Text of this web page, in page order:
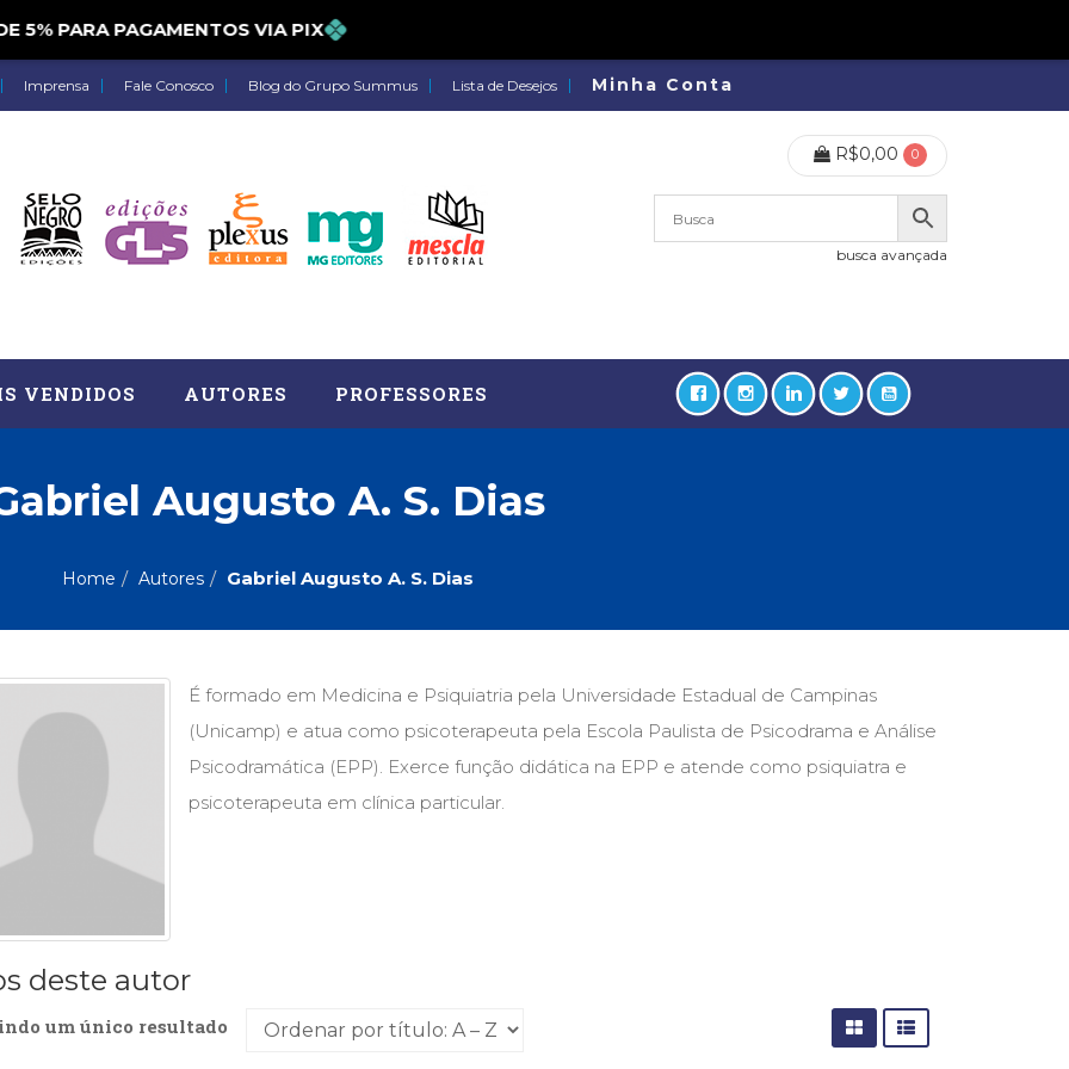
PARA PAGAMENTOS VIA PIX
Imprensa Fale Conosco Blog do Grupo Summus Lista de Desejos Minha Conta
R$0,00 0
busca avançada
Comportamento (418)
Economia, Negócios (31)
Educação (278)
Jornalismo (57)
Literatura, Ficção, Ensaios (69)
Obras de referência (48)
Psicodrama (200)
Psicologia, Psicoterapia (799)
Puericultura (23)
Rádio (8)
Treinamento e RH (65)
VENDIDOS AUTORES PROFESSORES
Augusto A. S. Dias
Home Autores Gabriel Augusto A. S. Dias
É formado em Medicina e Psiquiatria pela Universidade Estadual de Campinas
(Unicamp) e atua como psicoterapeuta pela Escola Paulista de Psicodrama e Análise
Psicodramática (EPP). Exerce função didática na EPP e atende como psiquiatra e
psicoterapeuta em clínica particular.
deste autor
um único resultado